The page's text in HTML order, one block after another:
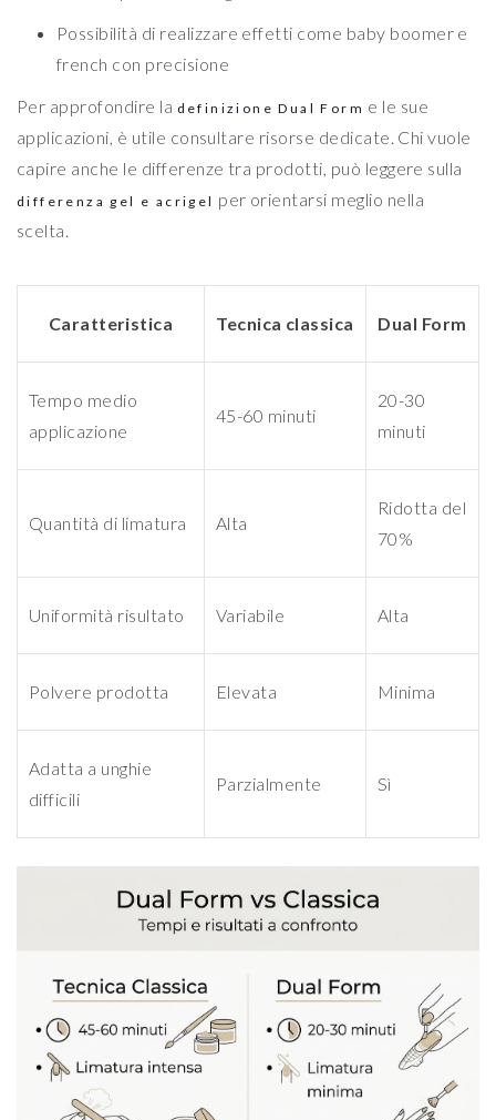
Possibilità di realizzare effetti come baby boomer e
french con precisione
Per approfondire la definizione Dual Form e le sue
applicazioni, è utile consultare risorse dedicate. Chi vuole
capire anche le differenze tra prodotti, può leggere sulla
differenza gel e acrigel per orientarsi meglio nella
scelta.
Caratteristica Tecnica classica Dual Form
Tempo medio
applicazione
45-60 minuti
20-30
minuti
Quantità di limatura Alta
Ridotta del
70%
Uniformità risultato Variabile Alta
Polvere prodotta Elevata Minima
Adatta a unghie
difficili
Parzialmente Sì